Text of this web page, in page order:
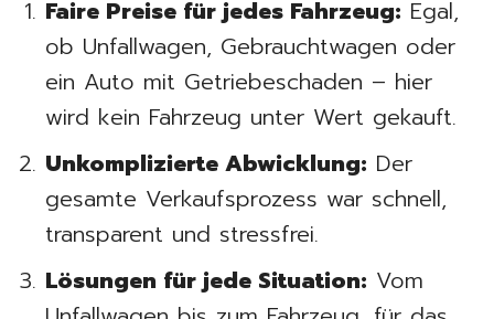
Faire Preise für jedes Fahrzeug: Egal,
ob Unfallwagen, Gebrauchtwagen oder
ein Auto mit Getriebeschaden – hier
wird kein Fahrzeug unter Wert gekauft.
Unkomplizierte Abwicklung: Der
gesamte Verkaufsprozess war schnell,
transparent und stressfrei.
Lösungen für jede Situation: Vom